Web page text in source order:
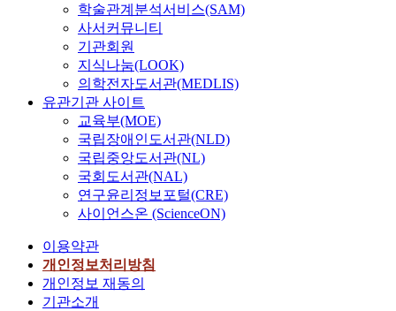
학술관계분석서비스(SAM)
사서커뮤니티
기관회원
지식나눔(LOOK)
의학전자도서관(MEDLIS)
유관기관 사이트
교육부(MOE)
국립장애인도서관(NLD)
국립중앙도서관(NL)
국회도서관(NAL)
연구윤리정보포털(CRE)
사이언스온 (ScienceON)
이용약관
개인정보처리방침
개인정보 재동의
기관소개